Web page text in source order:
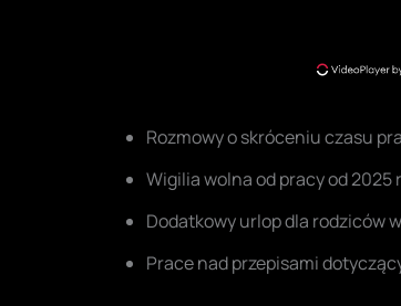
Rozmowy o skróceniu czasu
Wigilia wolna od pracy od 2025
Dodatkowy urlop dla rodziców
Prace nad przepisami